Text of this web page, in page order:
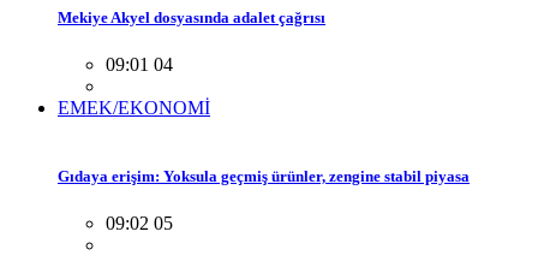
Mekiye Akyel dosyasında adalet çağrısı
09:01 04
EMEK/EKONOMİ
Gıdaya erişim: Yoksula geçmiş ürünler, zengine stabil piyasa
09:02 05